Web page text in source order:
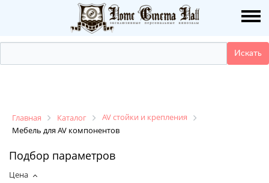
Главная Каталог
AV стойки и крепления
Мебель для AV компонентов
О НАС
КАТАЛОГ
Подбор параметров
Цена